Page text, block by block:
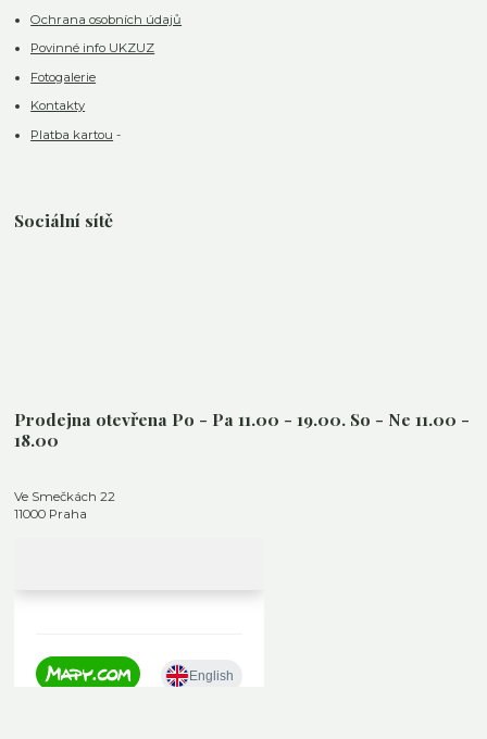
Ochrana osobních údajů
Povinné info UKZUZ
Fotogalerie
Kontakty
Platba kartou -
Sociální sítě
Prodejna otevřena Po - Pa 11.00 - 19.00. So - Ne 11.00 -
18.00
Ve Smečkách 22
11000 Praha